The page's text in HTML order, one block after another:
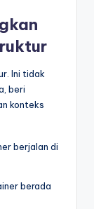
Ini tidak
beri
konteks
berjalan di
berada